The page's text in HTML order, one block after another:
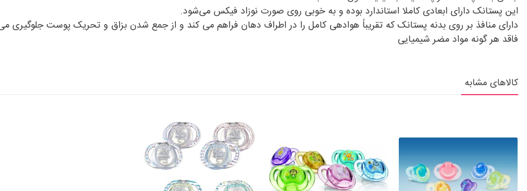
این پستانک دارای ابعادی کاملا استاندارد بوده و به خوبی روی صورت نوزاد فیکس می‌شود.
دارای منافذ بر روی بدنه پستانک که تقریباً هوادهی کامل را در اطراف دهان فراهم می کند و از جمع شدن بزاق و تحریک پوست جلوگیری
فاقد هر گونه مواد مضر شیمیایی
کالاهای مشابه